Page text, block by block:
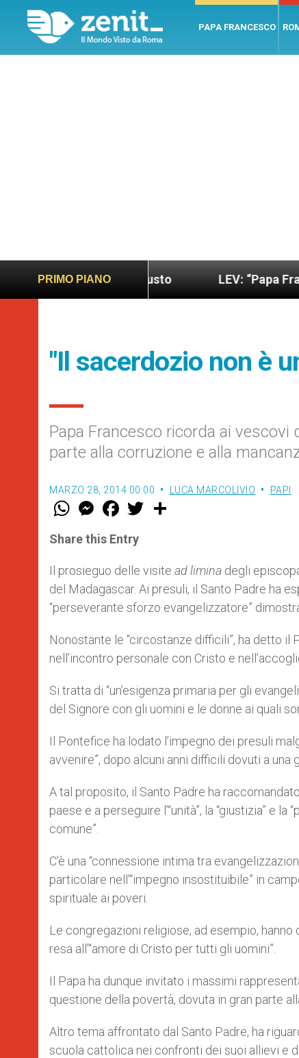
PAPA FRANCESCO
PRIMO PIANO
più sano e giusto LEV: “Papa Francesco.
"Il sacerdozio non è
Papa Francesco ricorda ai
parte alla corruzione e alla
MARZO 28, 2014 00:00 LUCA MARCOLIVIO PAPI
W
t
s
p
p
M
e
s
e
g
e
r
F
a
e
b
o
k
w
r
Share this Entry
Il prosieguo delle visite ad limina degli
del Madagascar. Ai presuli, il Santo Padre ha
“perseverante sforzo evangelizzatore”
Nonostante le “circostanze difficili”, ha detto il
nell’incontro personale con Cristo e
Si tratta di “un’esigenza primaria per gli
del Signore con gli uomini e le donne ai quali
Il Pontefice ha lodato l’impegno dei presuli
avvenire”, dopo alcuni anni difficili dovuti a una
A tal proposito, il Santo Padre ha
paese e a perseguire l’“unità”, la “giustizia” e
comune”.
C’è una “connessione intima tra
particolare nell’“impegno insostituibile” in
spirituale ai poveri.
Le congregazioni religiose, ad esempio, hanno
resa all’“amore di Cristo per tutti gli uomini”.
Il Papa ha dunque invitato i massimi
questione della povertà, dovuta in gran parte
Altro tema affrontato dal Santo Padre, ha
scuola cattolica nei confronti dei suoi allievi e